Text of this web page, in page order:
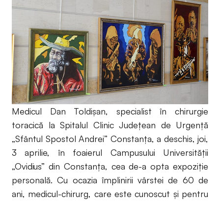
Medicul Dan Toldişan, specialist în chirurgie
toracică la Spitalul Clinic Judeţean de Urgenţă
„Sfântul Spostol Andrei” Constanţa, a deschis, joi,
3 aprilie, în foaierul Campusului Universităţii
„Ovidius” din Constanța, cea de-a opta expoziție
personală. Cu ocazia împlinirii vârstei de 60 de
ani, medicul-chirurg, care este cunoscut și pentru